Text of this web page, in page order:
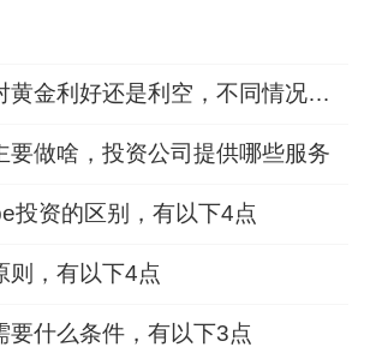
通货膨胀对黄金利好还是利空，不同情况下有利又有弊
要做啥，投资公司提供哪些服务
投资的区别，有以下4点
则，有以下4点
要什么条件，有以下3点